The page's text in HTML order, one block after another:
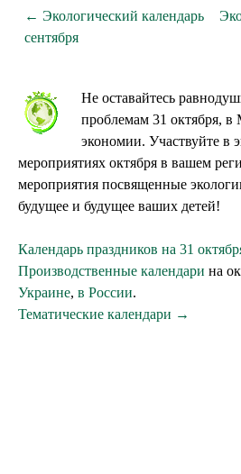
← Экологический календарь
сентября
Не оставайтесь
проблемам 31 октября,
экономии. Участвуйте в
мероприятиях октября в вашем
мероприятия посвященные
будущее и будущее ваших детей!
Календарь праздников на 31
Производственные календари на
Украине, в России.
Тематические календари →